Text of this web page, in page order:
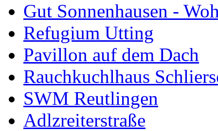
Gut Sonnenhausen -
Refugium Utting
Pavillon auf dem Dach
Rauchkuchlhaus
SWM Reutlingen
Adlzreiterstraße